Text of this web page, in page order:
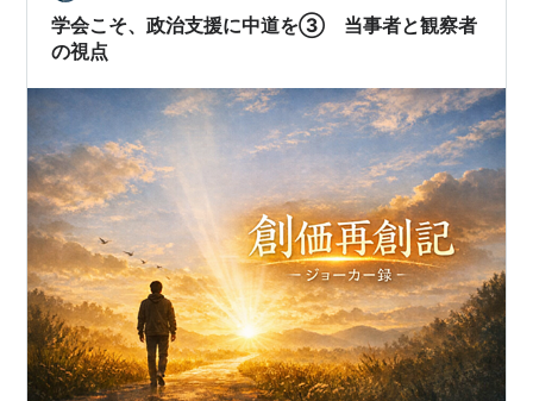
ます。 小児科領域で、神経発達症の療育で用いられてい
るスキルは、子育…
学会こそ、政治支援に中道を③ 当事者と観察者
の視点